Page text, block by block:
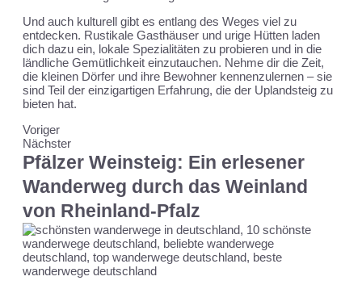
Und auch kulturell gibt es entlang des Weges viel zu
entdecken. Rustikale Gasthäuser und urige Hütten laden
dich dazu ein, lokale Spezialitäten zu probieren und in die
ländliche Gemütlichkeit einzutauchen. Nehme dir die Zeit,
die kleinen Dörfer und ihre Bewohner kennenzulernen – sie
sind Teil der einzigartigen Erfahrung, die der Uplandsteig zu
bieten hat.
Voriger
Nächster
Pfälzer Weinsteig: Ein erlesener
Wanderweg durch das Weinland
von Rheinland-Pfalz